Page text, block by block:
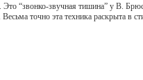
“звонко-звучная тишина” у В.
точно эта техника раскрыта в